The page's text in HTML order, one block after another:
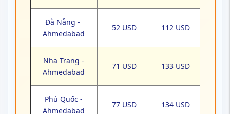
Đà Nẵng -
Ahmedabad
52 USD 112 USD
Nha Trang -
Ahmedabad
71 USD 133 USD
Phú Quốc -
Ahmedabad
77 USD 134 USD